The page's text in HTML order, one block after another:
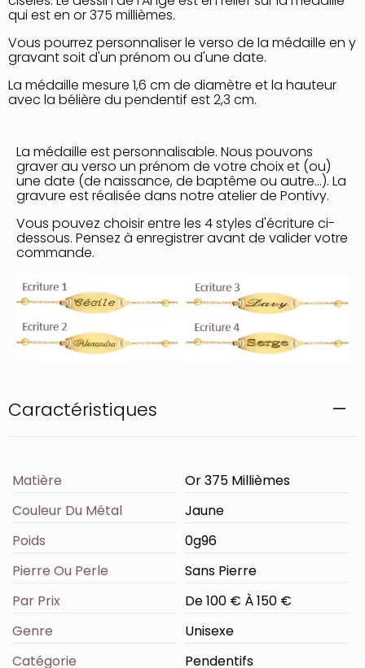
qui est en or 375 millièmes.
Vous pourrez personnaliser le verso de la médaille en y
gravant soit d'un prénom ou d'une date.
La médaille mesure 1,6 cm de diamètre et la hauteur
avec la bélière du pendentif est 2,3 cm.
La médaille est personnalisable. Nous pouvons
graver au verso un prénom de votre choix et (ou)
une date (de naissance, de baptême ou autre...). La
gravure est réalisée dans notre atelier de Pontivy.
Vous pouvez choisir entre les 4 styles d'écriture ci-
dessous. Pensez à enregistrer avant de valider votre
commande.
Caractéristiques
Matière
Or 375 Millièmes
Couleur Du Métal
Jaune
Poids
0g96
Pierre Ou Perle
Sans Pierre
Par Prix
De 100 € À 150 €
Genre
Unisexe
Catégorie
Pendentifs